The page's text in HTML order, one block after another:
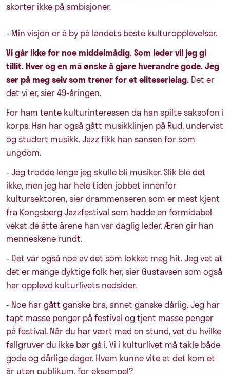
skorter ikke på ambisjoner.
- Min visjon er å by på landets beste kulturopplevelser.
Vi går ikke for noe middelmådig. Som leder vil jeg gi
tillit. Hver og en må ønske å gjøre hverandre gode. Jeg
ser på meg selv som trener for et eliteserielag. Det er
det vi er, sier 49-åringen.
For ham tente kulturinteressen da han spilte saksofon i
korps. Han har også gått musikklinjen på Rud, undervist
og studert musikk. Jazz fikk han sansen for som
ungdom.
- Jeg trodde lenge jeg skulle bli musiker. Slik ble det
ikke, men jeg har hele tiden jobbet innenfor
kultursektoren, sier drammenseren som er mest kjent
fra Kongsberg Jazzfestival som hadde en formidabel
vekst de åtte årene han var daglig leder. Æren gir han
menneskene rundt.
- Det var også noe av det som lokket meg hit. Jeg vet at
det er mange dyktige folk her, sier Gustavsen som også
har opplevd kulturlivets nedsider.
- Noe har gått ganske bra, annet ganske dårlig. Jeg har
tapt masse penger på festival og tjent masse penger
på festival. Når du har vært med en stund, vet du hvilke
fallgruver du ikke bør gå i. Vi i kulturlivet må takle både
gode og dårlige dager. Hvem kunne vite at det kom et
år uten publikum, for eksempel?